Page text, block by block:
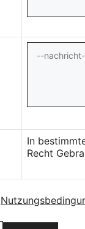
In
Recht